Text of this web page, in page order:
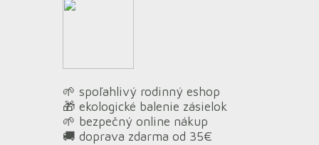
🌱 spoľahlivý rodinný eshop
🎁 ekologické balenie zásielok
🌱 bezpečný online nákup
🚚 doprava zdarma od 35€